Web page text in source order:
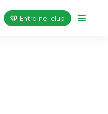
Entra nel club